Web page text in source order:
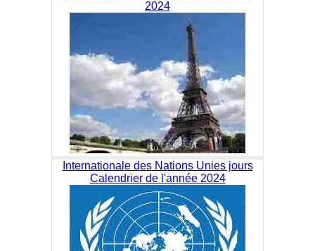
2024
Internationale des Nations Unies jours
Calendrier de l'année 2024